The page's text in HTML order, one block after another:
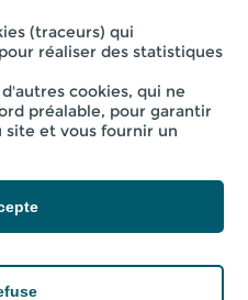
légales
L'AISNE - 33 RUE DES
, 02000 MERLIEUX-ET-
PR-Rooms
(traceurs) qui
réaliser des statistiques
cookies, qui ne
préalable, pour garantir
et vous fournir un